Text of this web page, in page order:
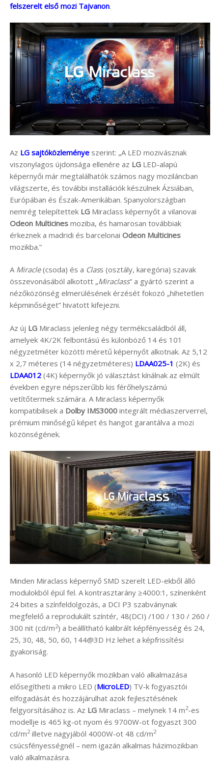
felszerelt első mozi Tajvanon.
Az LG sajtóközleménye szerint: „A LED mozivásznak
viszonylagos újdonsága ellenére az LG LED-alapú
képernyői már megtalálhatók számos nagy moziláncban
világszerte, és további installációk készülnek Ázsiában,
Európában és Észak-Amerikában. Spanyolországban
nemrég telepítettek LG Miraclass képernyőt a vilanovai
Odeon Multicines moziba, és hamarosan továbbiak
érkeznek a madridi és barcelonai Odeon Multicines
mozikba.”
A Miracle(csoda) és a Class (osztály, karegória) szavak
összevonásából alkotott „Miraclass” a gyártó szerint a
nézőközönség elmerülésének érzését fokozó „hihetetlen
képminőséget” hivatott kifejezni.
Az új LG Miraclass jelenleg négy termékcsaládból áll,
amelyek 4K/2K felbontású és különböző 14 és 101
négyzetméter közötti méretű képernyőt alkotnak. Az 5,12
x 2,7 méteres (14 négyzetméteres) LDAA025-1 (2K) és
LDAA012 (4K) képernyők jó választást kínálnak az elmúlt
években egyre népszerűbb kis férőhelyszámú
vetítőtermek számára. A Miraclass képernyők
kompatibilisek a Dolby IMS3000 integrált médiaszerverrel,
prémium minőségű képet és hangot garantálva a mozi
közönségének.
Minden Miraclass képernyő SMD szerelt LED-ekből álló
modulokból épül fel. A kontrasztarány ≥4000:1, színenként
24 bites a színfeldolgozás, a DCI P3 szabványnak
megfelelő a reprodukált színtér, 48(DCI) /100 / 130 / 260 /
300 nit (cd/m2) a beállítható kalibrált képfényesség és 24,
25, 30, 48, 50, 60, 144@3D Hz lehet a képfrissítési
gyakoriság.
A hasonló LED képernyők mozikban való alkalmazása
elősegítheti a mikro LED (MicroLED) TV-k fogyasztói
elfogadását és hozzájárulhat azok fejlesztésének
felgyorsításához is. Az LG Miraclass – melynek 14 m2-es
modellje is 465 kg-ot nyom és 9700W-ot fogyaszt 300
cd/m2illetve nagyjából 4000W-ot 48 cd/m2
csúcsfényességnél – nem igazán alkalmas házimozikban
való alkalmazásra.